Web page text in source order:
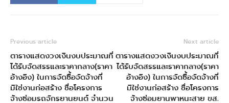
Previous article
ตารางแสดงวงเงินงบประมาณที่
ได้รับจัดสรรและราคากลาง(ราคา
อ้างอิง) ในการจัดซื้อจัดจ้างที่
มิใช่งานก่อสร้าง ชื่อโครงการ
จ้างซ่อมรถจักรยานยนต์ จำนวน
Next article
ตารางแสดงวงเงินงบประมาณที่
ได้รับจัดสรรและราคากลาง(ราคา
อ้างอิง) ในการจัดซื้อจัดจ้างที่
มิใช่งานก่อสร้าง ชื่อโครงการ
จ้างซ่อมยานพาหนะสาย ขส.